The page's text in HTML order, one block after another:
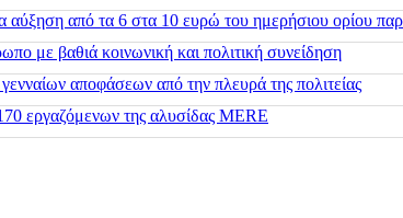
από τα 6 στα 10 ευρώ του ημερήσιου ορίου
με βαθιά κοινωνική και πολιτική συνείδηση
αποφάσεων από την πλευρά της πολιτείας
εργαζόμενων της αλυσίδας MERE